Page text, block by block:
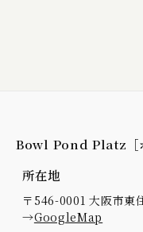
Bowl Pond Platz［ボ
所在地
〒546-0001 大阪市東
→GoogleMap